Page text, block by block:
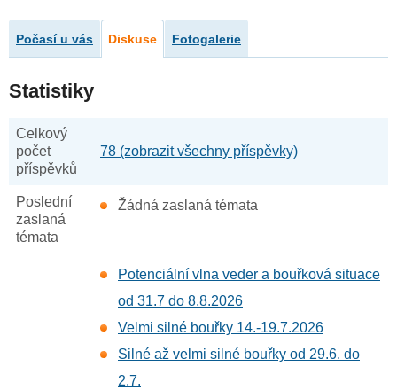
Počasí u vás Diskuse Fotogalerie
Statistiky
Celkový
počet
příspěvků
78 (zobrazit všechny příspěvky)
Poslední
zaslaná
témata
Žádná zaslaná témata
Potenciální vlna veder a bouřková situace
od 31.7 do 8.8.2026
Velmi silné bouřky 14.-19.7.2026
Silné až velmi silné bouřky od 29.6. do
2.7.